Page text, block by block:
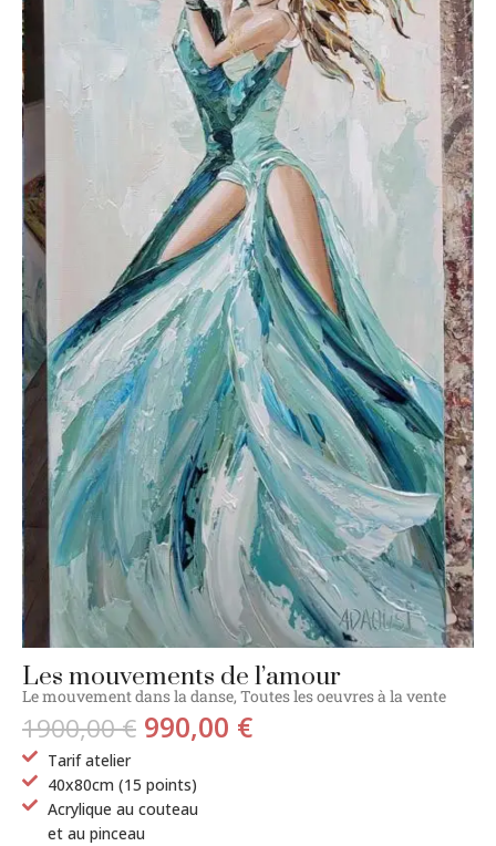
Les mouvements de l’amour
Le mouvement dans la danse, Toutes les oeuvres à la vente
1900,00€ 990,00 €
Tarif atelier
40x80cm (15 points)
Acrylique au couteau
et au pinceau